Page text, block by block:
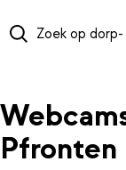
Pfronten